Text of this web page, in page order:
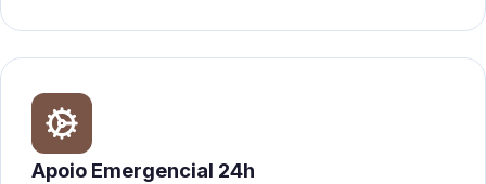
Apoio Emergencial 24h